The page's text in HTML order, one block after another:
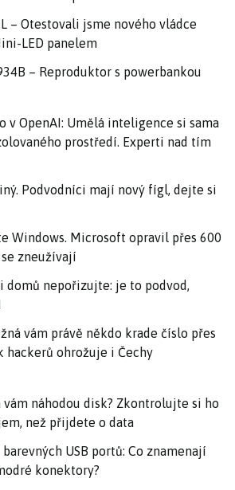
– Otestovali jsme nového vládce
LED panelem
– Reproduktor s powerbankou
v OpenAI: Umělá inteligence si sama
prostředí. Experti nad tím
Podvodníci mají nový fígl, dejte si
Windows. Microsoft opravil přes 600
zneužívají
domů nepořizujte: je to podvod,
vám právě někdo krade číslo přes
hackerů ohrožuje i Čechy
náhodou disk? Zkontrolujte si ho
než přijdete o data
USB portů: Co znamenají
konektory?